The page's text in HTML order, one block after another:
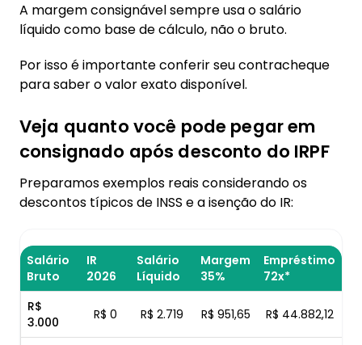
A margem consignável sempre usa o salário
líquido como base de cálculo, não o bruto.
Por isso é importante conferir seu contracheque
para saber o valor exato disponível.
Veja quanto você pode pegar em
consignado após desconto do IRPF
Preparamos exemplos reais considerando os
descontos típicos de INSS e a isenção do IR:
Salário
Bruto
IR
2026
Salário
Líquido
Margem
35%
Empréstimo
72x*
R$
3.000
R$ 0 R$ 2.719 R$ 951,65 R$ 44.882,12